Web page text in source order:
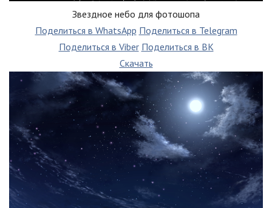
Звездное небо для фотошопа
Поделиться в WhatsApp Поделиться в Telegram
Поделиться в Viber Поделиться в ВК
Скачать